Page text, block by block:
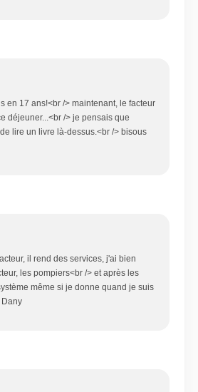
en 17 ans!<br /> maintenant, le facteur
déjeuner...<br /> je pensais que
lire un livre là-dessus.<br /> bisous
il rend des services, j'ai bien
les pompiers<br /> et après les
même si je donne quand je suis
Dany